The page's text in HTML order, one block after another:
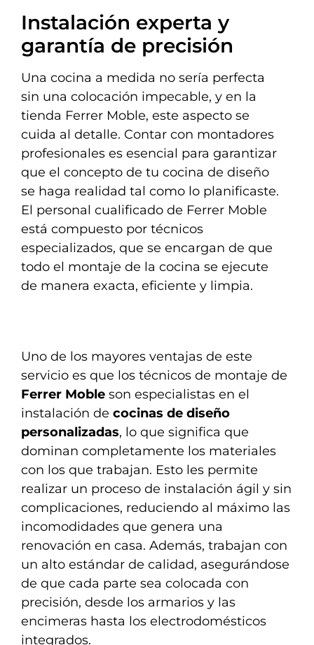
Instalación experta y
garantía de precisión
Una cocina a medida no sería perfecta
sin una colocación impecable, y en la
tienda Ferrer Moble, este aspecto se
cuida al detalle. Contar con montadores
profesionales es esencial para garantizar
que el concepto de tu cocina de diseño
se haga realidad tal como lo planificaste.
El personal cualificado de Ferrer Moble
está compuesto por técnicos
especializados, que se encargan de que
todo el montaje de la cocina se ejecute
de manera exacta, eficiente y limpia.
Uno de los mayores ventajas de este
servicio es que los técnicos de montaje de
Ferrer Moble son especialistas en el
instalación de cocinas de diseño
personalizadas, lo que significa que
dominan completamente los materiales
con los que trabajan. Esto les permite
realizar un proceso de instalación ágil y sin
complicaciones, reduciendo al máximo las
incomodidades que genera una
renovación en casa. Además, trabajan con
un alto estándar de calidad, asegurándose
de que cada parte sea colocada con
precisión, desde los armarios y las
encimeras hasta los electrodomésticos
integrados.